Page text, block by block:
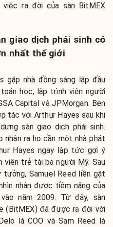
ra đời của sàn BitMEX
giao dịch phái sinh có
nhất thế giới
gặp nhà đồng sáng lập đầu
học, lập trình viên người
Capital và JPMorgan. Ben
tác với Arthur Hayes sau khi
sàn giao dịch phái sinh.
nhận ra họ cần một nhà phát
Hayes ngay lập tức gợi ý
viên trẻ tài ba người Mỹ. Sau
Samuel Reed liền gật
nhận được tiềm năng của
năm 2009. Từ đây, sàn
(BitMEX) đã được ra đời với
là COO và Sam Reed là